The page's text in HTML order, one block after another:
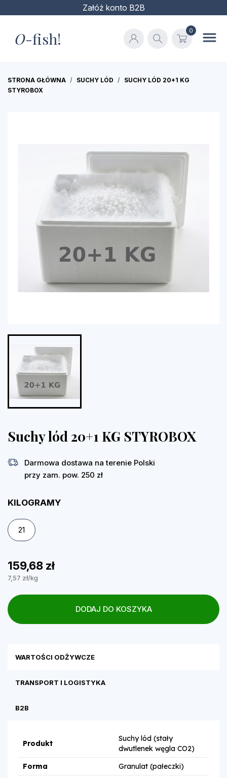
Załóż konto B2B
O-fish! 0
STRONA GŁÓWNA SUCHY LÓD
SUCHY LÓD 20+1 KG
STYROBOX
Suchy lód 20+1 KG STYROBOX
Darmowa dostawa na terenie Polski
przy zam. pow. 250 zł
KILOGRAMY
21
159,68 zł
7,57 zł/kg
DODAJ DO KOSZYKA
WARTOŚCI ODŻYWCZE
TRANSPORT I LOGISTYKA
B2B
Produkt
Suchy lód (stały
dwutlenek węgla CO2)
Forma
Granulat (pałeczki)